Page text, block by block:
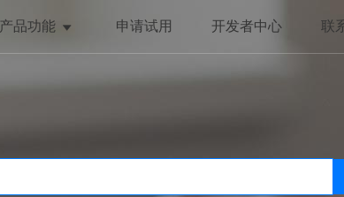
产品功能 申请试用 开发者中心 联